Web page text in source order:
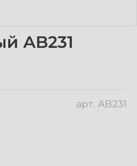
арт. AB231
AB231